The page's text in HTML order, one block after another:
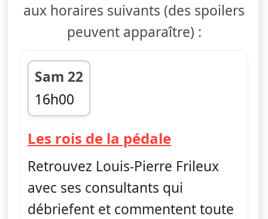
aux horaires suivants (des spoilers
peuvent apparaître) :
Sam 22
16h00
fin 16h15
Les rois de la pédale— Les rois de
Retrouvez Louis-Pierre Frileux
avec ses consultants qui
débriefent et commentent toute